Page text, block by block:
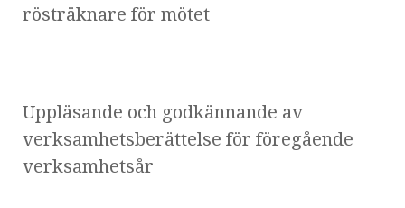
rösträknare för mötet
Uppläsande och godkännande av
verksamhetsberättelse för föregående
verksamhetsår